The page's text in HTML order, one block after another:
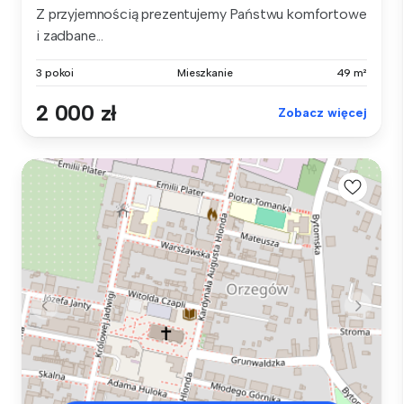
Z przyjemnością prezentujemy Państwu komfortowe
i zadbane...
3 pokoi Mieszkanie 49 m²
2 000 zł Zobacz więcej